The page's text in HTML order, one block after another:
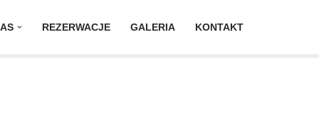
REZERWACJE GALERIA KONTAKT